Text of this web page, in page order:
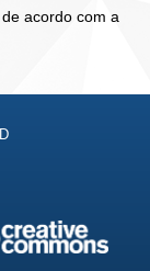
acordo com a